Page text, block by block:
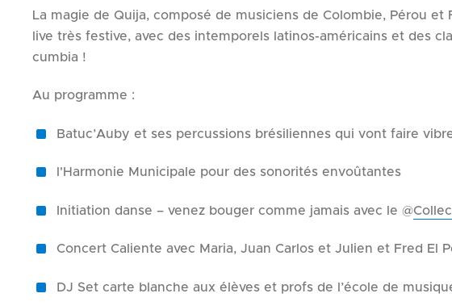
La magie de Quija, composé de musiciens de Colombie, Pérou
live très festive, avec des intemporels latinos-américains et des
cumbia !
Au programme :
Batuc’Auby et ses percussions brésiliennes qui vont faire
l'Harmonie Municipale pour des sonorités envoûtantes
Initiation danse – venez bouger comme jamais avec le @
Concert Caliente avec Maria, Juan Carlos et Julien et Fred El
DJ Set carte blanche aux élèves et profs de l’école de